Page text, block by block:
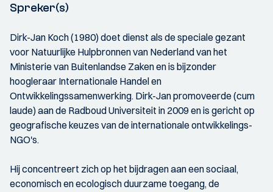
Spreker(s)
Dirk-Jan Koch (1980) doet dienst als de speciale gezant
voor Natuurlijke Hulpbronnen van Nederland van het
Ministerie van Buitenlandse Zaken en is bijzonder
hoogleraar Internationale Handel en
Ontwikkelingssamenwerking. Dirk-Jan promoveerde (cum
laude) aan de Radboud Universiteit in 2009 en is gericht op
geografische keuzes van de internationale ontwikkelings-
NGO's.
Hij concentreert zich op het bijdragen aan een sociaal,
economisch en ecologisch duurzame toegang, de